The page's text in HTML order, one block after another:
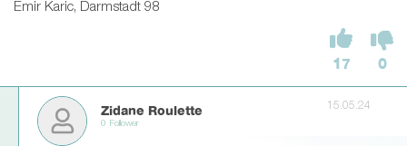
Emir Karic, Darmstadt 98
17 0
Zidane Roulette
0 Follower
15.05.24